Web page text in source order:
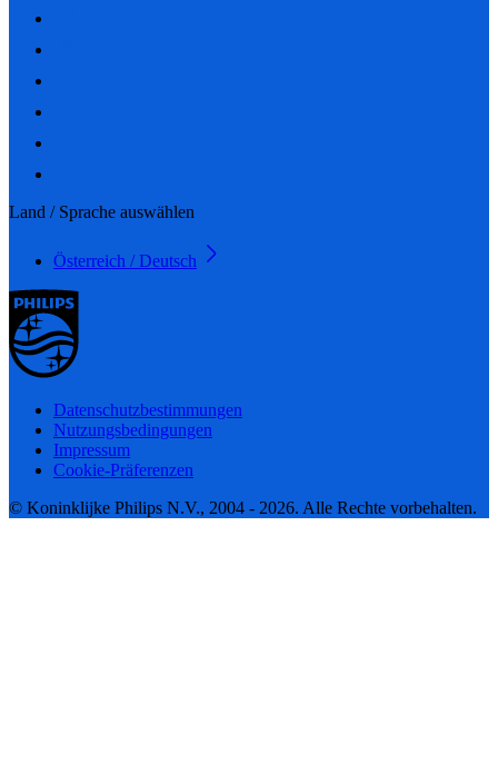
Land / Sprache auswählen
Österreich / Deutsch
Datenschutzbestimmungen
Nutzungsbedingungen
Impressum
Cookie-Präferenzen
© Koninklijke Philips N.V., 2004 - 2026. Alle Rechte vorbehalten.